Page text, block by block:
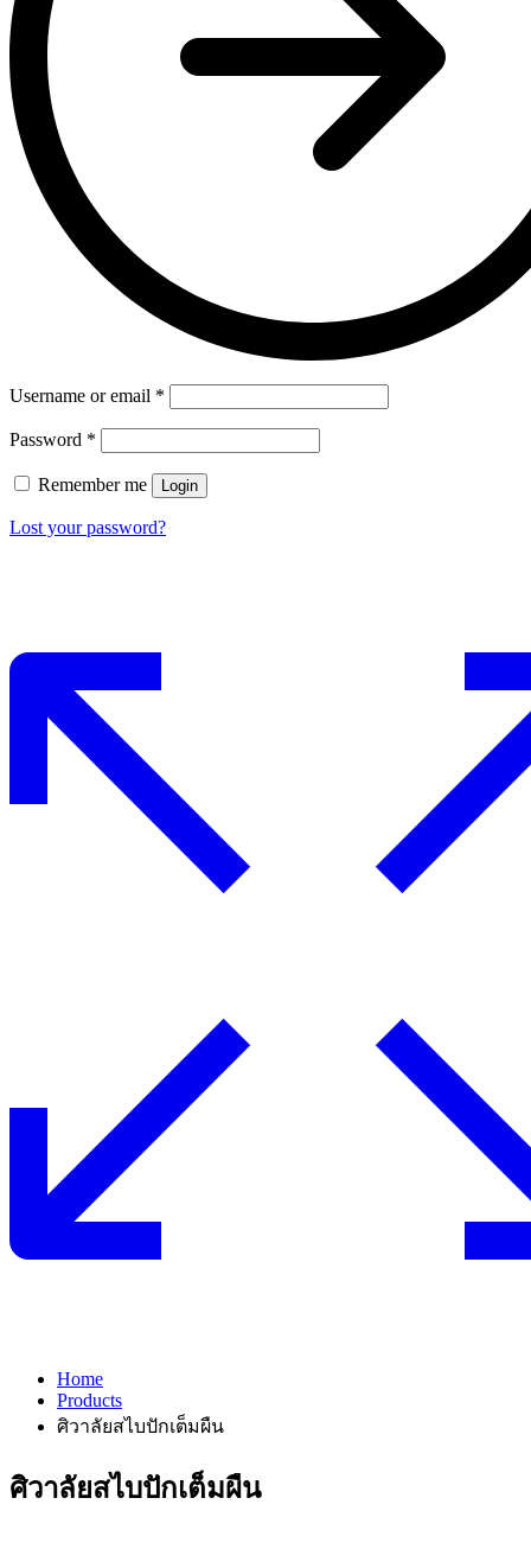
Username or email *
Password *
Remember me Login
Lost your password?
Home
Products
ศิวาลัยสไบปักเต็มผืน
ศิวาลัยสไบปักเต็มผืน